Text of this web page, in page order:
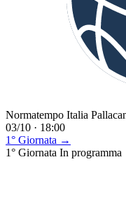
Normatempo Italia
03/10 · 18:00
1° Giornata →
1° Giornata In programma